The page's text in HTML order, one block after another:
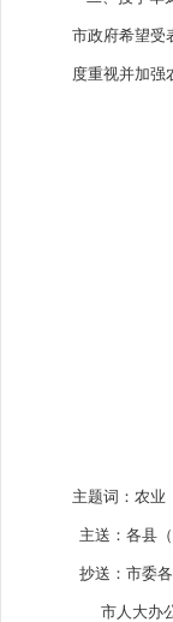
市政府希望受
度重视并加强
二○○
主题词：农
主送：各县
抄送：市委各
市人大办公